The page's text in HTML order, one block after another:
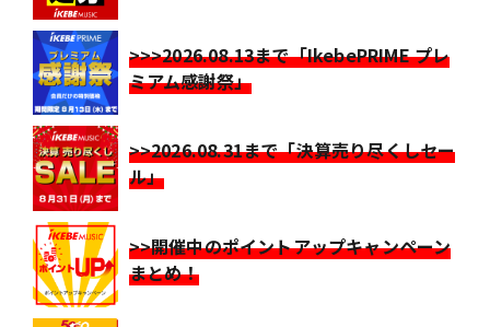
>>>2026.08.13まで「IkebePRIME プレ
ミアム感謝祭」
>>2026.08.31まで「決算売り尽くしセー
ル」
>>開催中のポイントアップキャンペーン
まとめ！